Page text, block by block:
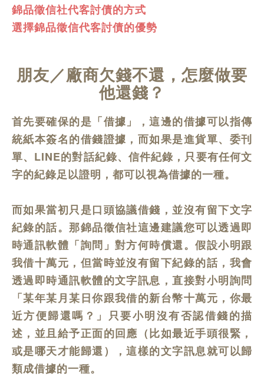
錦品徵信社代客討債的方式
選擇錦品徵信代客討債的優勢
朋友／廠商欠錢不還，怎麼做要
他還錢？
首先要確保的是「借據」，這邊的借據可以指傳
統紙本簽名的借錢證據，而如果是進貨單、委刊
單、LINE的對話紀錄、信件紀錄，只要有任何文
字的紀錄足以證明，都可以視為借據的一種。
而如果當初只是口頭協議借錢，並沒有留下文字
紀錄的話。那錦品徵信社這邊建議您可以透過即
時通訊軟體「詢問」對方何時償還。假設小明跟
我借十萬元，但當時並沒有留下紀錄的話，我會
透過即時通訊軟體的文字訊息，直接對小明詢問
「某年某月某日你跟我借的新台幣十萬元，你最
近方便歸還嗎？」只要小明沒有否認借錢的描
述，並且給予正面的回應（比如最近手頭很緊，
或是哪天才能歸還），這樣的文字訊息就可以歸
類成借據的一種。